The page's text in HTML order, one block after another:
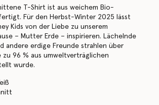
T-Shirt ist aus weichem Bio-
Für den Herbst-Winter 2025 lässt
Kids von der Liebe zu unserem
– Mutter Erde – inspirieren. Lächelnde
andere erdige Freunde strahlen über
zu 96 % aus umweltverträglichen
wurde.